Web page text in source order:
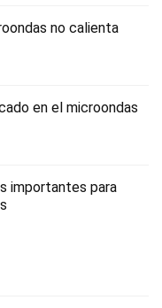
no calienta
en el microondas
importantes para